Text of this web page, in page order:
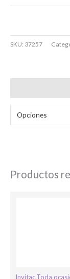
SKU: 37257
Opciones
Productos
Invitac.Toda